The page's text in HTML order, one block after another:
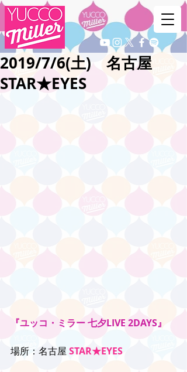
2019/7/6(土) 名古屋
STAR★EYES
『ユッコ・ミラー 七夕LIVE 2DAYS』
場所：名古屋 STAR★EYES